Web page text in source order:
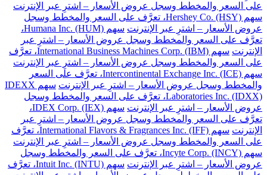
على السعر والمخطط وسجل عروض الأسعار – اشترِ عبر الإنترنت
سهم Hershey Co. (HSY)، تعرَّف على السعر والمخطط وسجل
عروض الأسعار – اشترِ عبر الإنترنت
سهم Humana Inc. (HUM)،
تعرَّف على السعر والمخطط وسجل عروض الأسعار – اشترِ عبر
الإنترنت
سهم International Business Machines Corp. (IBM)، تعرَّف
على السعر والمخطط وسجل عروض الأسعار – اشترِ عبر الإنترنت
سهم Intercontinental Exchange Inc. (ICE)، تعرَّف على السعر
والمخطط وسجل عروض الأسعار – اشترِ عبر الإنترنت
سهم IDEXX
Laboratories Inc. (IDXX)، تعرَّف على السعر والمخطط وسجل
عروض الأسعار – اشترِ عبر الإنترنت
سهم IDEX Corp. (IEX)،
تعرَّف على السعر والمخطط وسجل عروض الأسعار – اشترِ عبر
الإنترنت
سهم International Flavors & Fragrances Inc. (IFF)، تعرَّف
على السعر والمخطط وسجل عروض الأسعار – اشترِ عبر الإنترنت
سهم Incyte Corp. (INCY)، تعرَّف على السعر والمخطط وسجل
عروض الأسعار – اشترِ عبر الإنترنت
سهم Intuit Inc. (INTU)، تعرَّف